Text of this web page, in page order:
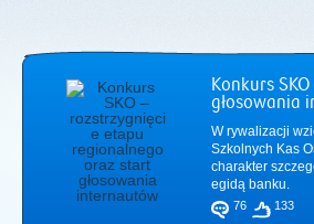
Konkurs
głosowania
W rywalizacji
Szkolnych Kas
charakter
egidą banku.
76 133